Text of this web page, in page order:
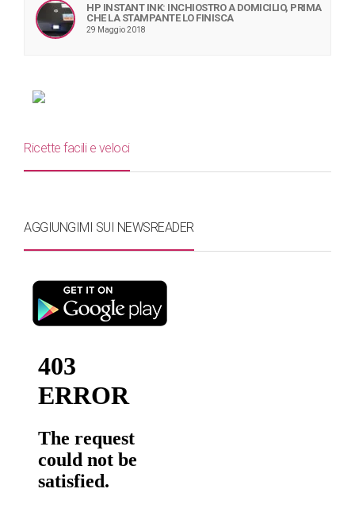
HP INSTANT INK: INCHIOSTRO A DOMICILIO, PRIMA
CHE LA STAMPANTE LO FINISCA
29 Maggio 2018
Ricette facili e veloci
AGGIUNGIMI SUI NEWSREADER